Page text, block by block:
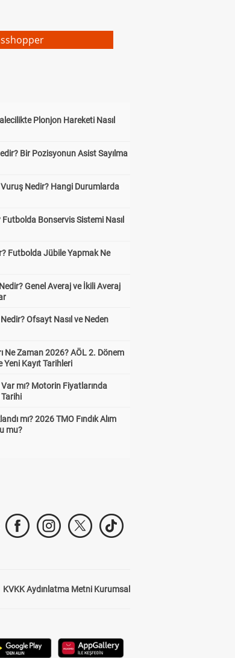
Plonjon Hareketi Nasıl
Bir Pozisyonun Asist Sayılma
Nedir? Hangi Durumlarda
Bonservis Sistemi Nasıl
Futbolda Jübile Yapmak Ne
Genel Averaj ve İkili Averaj
Ofsayt Nasıl ve Neden
Ne Zaman 2026? AÖL 2. Dönem
Yeni Kayıt Tarihleri
mı? Motorin Fiyatlarında
mı? 2026 TMO Fındık Alım
mu?
KVKK Aydınlatma Metni Kurumsal